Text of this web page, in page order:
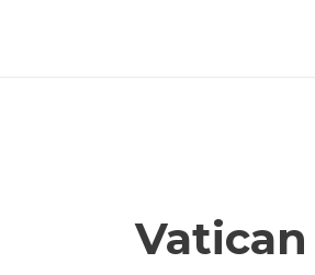
Vatican